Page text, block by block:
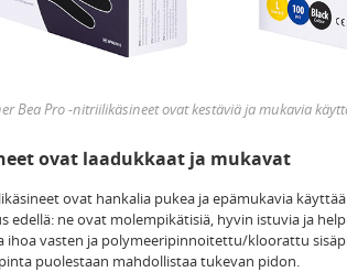
Bea Pro -nitriilikäsineet ovat kestäviä ja mukavia
ovat laadukkaat ja mukavat
ovat hankalia pukea ja epämukavia
ne ovat molempikätisiä, hyvin istuvia ja
vasten ja polymeeripinnoitettu/kloorattu
puolestaan mahdollistaa tukevan pidon.